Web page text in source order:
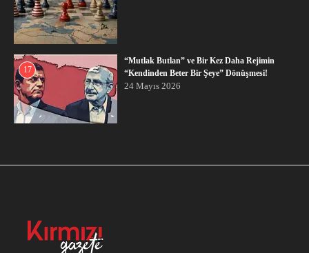
17
“Mutlak Butlan” ve Bir Kez Daha Rejimin
“Kendinden Beter Bir Şeye” Dönüşmesi!
24 Mayıs 2026